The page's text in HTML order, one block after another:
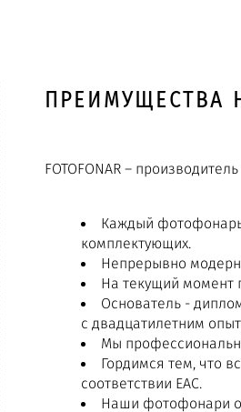
ПРЕИМУЩЕСТВА
FOTOFONAR –
Каждый
комплектующих.
Непрерывно
На текущий момент
Основатель -
с двадцатилетним
Мы
Гордимся тем, что
соответствии EAC.
Наши фотофонари